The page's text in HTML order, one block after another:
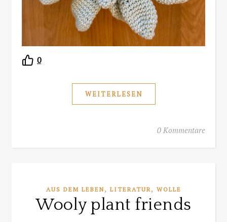
0
WEITERLESEN
0 Kommentare
AUS DEM LEBEN, LITERATUR , WOLLE
Wooly plant friends